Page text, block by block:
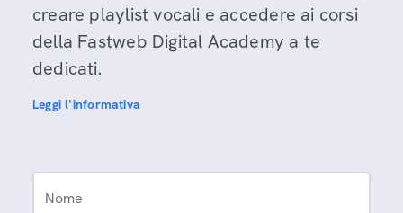
creare playlist vocali e accedere ai corsi
della Fastweb Digital Academy a te
dedicati.
Leggi l'informativa
Nome